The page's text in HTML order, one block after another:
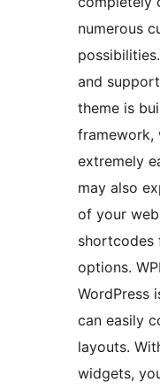
numerous
and
theme is
framework,
extremely
may also
of your
shortcodes
options.
WordPress
can easily
layouts.
widgets,